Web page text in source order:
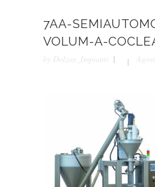
7AA-
VOLUM-A-
by Dolzan_Impianti